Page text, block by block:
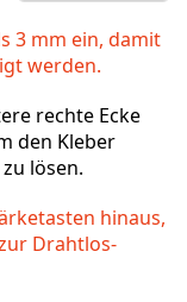
3 mm ein, damit
werden.
rechte Ecke
den Kleber
lösen.
hinaus,
Drahtlos-